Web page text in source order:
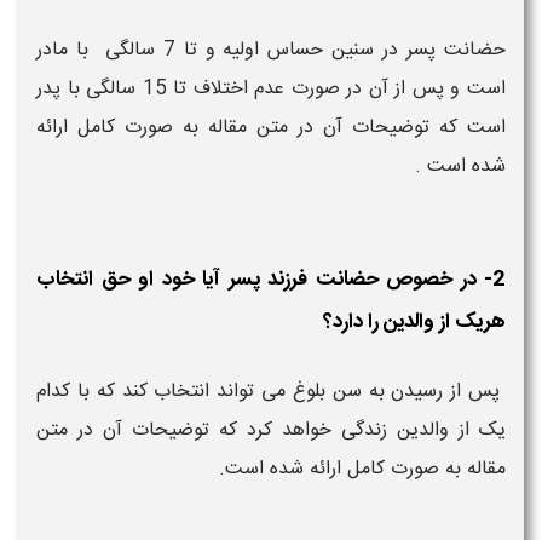
حضانت پسر در سنین حساس اولیه و تا 7 سالگی با مادر
است و پس از آن در صورت عدم اختلاف تا 15 سالگی با پدر
است که توضیحات آن در متن مقاله به صورت کامل ارائه
شده است .
2- در خصوص حضانت فرزند پسر آیا خود او حق انتخاب
هریک از والدین را دارد؟
پس از رسیدن به سن بلوغ می تواند انتخاب کند که با کدام
یک از والدین زندگی خواهد کرد که توضیحات آن در متن
مقاله به صورت کامل ارائه شده است.